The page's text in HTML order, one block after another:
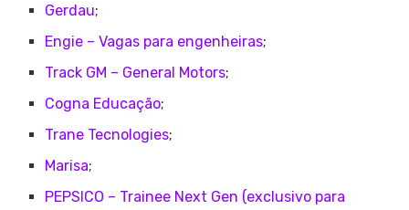
Gerdau;
Engie – Vagas para engenheiras;
Track GM – General Motors;
Cogna Educação;
Trane Tecnologies;
Marisa;
PEPSICO – Trainee Next Gen (exclusivo para